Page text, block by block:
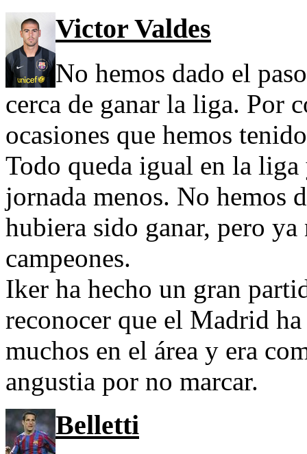
Victor Valdes
No hemos dado el
cerca de ganar la liga. Por
ocasiones que hemos
Todo queda igual en la
jornada menos. No hemos
hubiera sido ganar, pero ya
campeones.
Iker ha hecho un gran
reconocer que el Madrid
muchos en el área y era
angustia por no marcar.
Belletti